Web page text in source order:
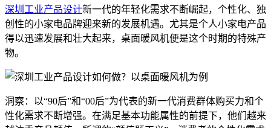
深圳工业产品设计新一代的年轻化需求不断崛起，个性化、独
创性的小家电品牌迎来新的发展机遇。尤其是个人小家电产品
得以迅速发展和壮大起来，桌面暖风机便是这个时期的特殊产
物。
洞察：以“90后”和“00后”为代表的新一代消费群体购买力和个
性化需求不断增强。在满足基本功能属性的前提下，他们越来